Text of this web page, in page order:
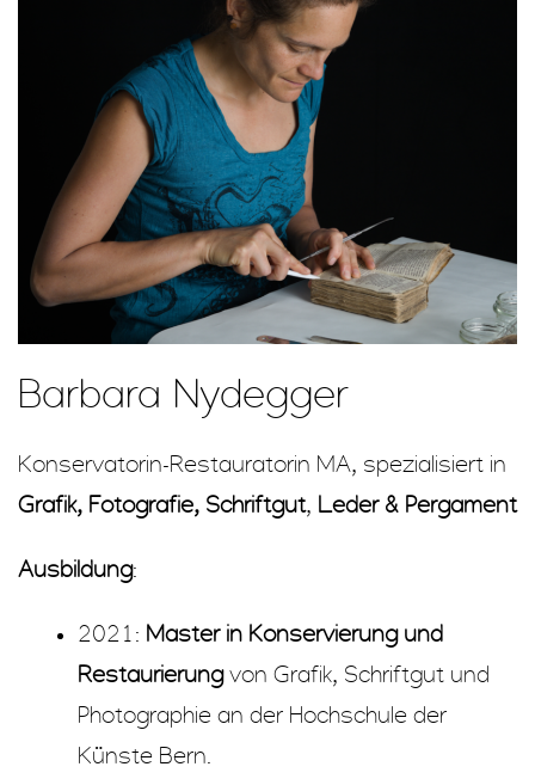
Barbara Nydegger
Konservatorin-Restauratorin MA, spezialisiert in
Grafik, Fotografie, Schriftgut, Leder & Pergament
Ausbildung:
2021: Master in Konservierung und
Restaurierung von Grafik, Schriftgut und
Photographie an der Hochschule der
Künste Bern.